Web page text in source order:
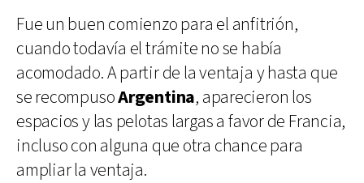
Fue un buen comienzo para el anfitrión,
cuando todavía el trámite no se había
acomodado. A partir de la ventaja y hasta que
se recompusoArgentina, aparecieron los
espacios y las pelotas largas a favor de Francia,
incluso con alguna que otra chance para
ampliar la ventaja.